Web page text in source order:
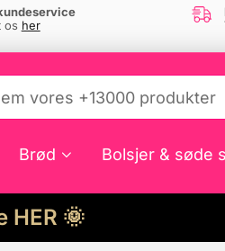
os her
Brød Bolsjer & søde
HER 🌞